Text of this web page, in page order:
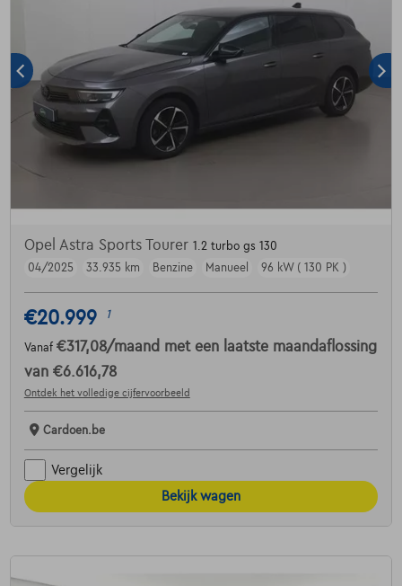
Opel Astra Sports Tourer 1.2 turbo gs 130
04/2025
33.935 km Benzine Manueel 96 kW ( 130 PK )
€20.999 1
Vanaf €317,08/maand met een laatste maandaflossing
van €6.616,78
Ontdek het volledige cijfervoorbeeld
Cardoen.be
Vergelijk
Bekijk wagen